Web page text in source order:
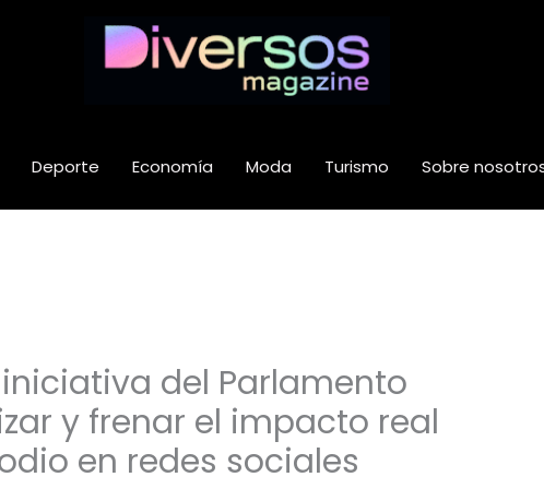
Deporte Economía Moda Turismo Sobre
iniciativa del Parlamento
y frenar el impacto real
en redes sociales